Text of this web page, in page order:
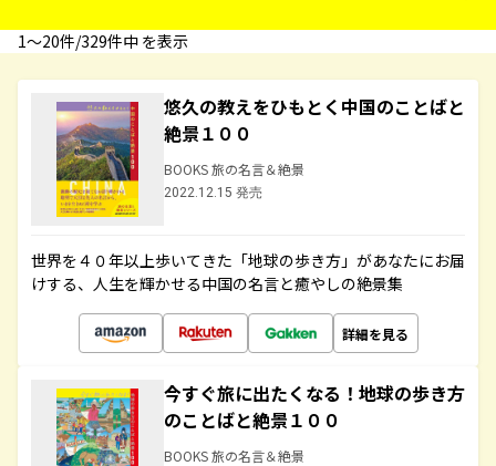
1〜20件/329件中 を表示
悠久の教えをひもとく中国のことばと
絶景１００
BOOKS 旅の名言＆絶景
2022.12.15 発売
世界を４０年以上歩いてきた「地球の歩き方」があなたにお届
けする、人生を輝かせる中国の名言と癒やしの絶景集
詳細を見る
今すぐ旅に出たくなる！地球の歩き方
のことばと絶景１００
BOOKS 旅の名言＆絶景